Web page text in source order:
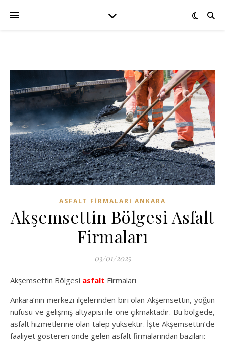
ASFALT FIRMALARI ANKARA
Akşemsettin Bölgesi Asfalt
Firmaları
03/01/2025
Akşemsettin Bölgesi asfalt Firmaları
Ankara’nın merkezi ilçelerinden biri olan Akşemsettin, yoğun
nüfusu ve gelişmiş altyapısı ile öne çıkmaktadır. Bu bölgede,
asfalt hizmetlerine olan talep yüksektir. İşte Akşemsettin’de
faaliyet gösteren önde gelen asfalt firmalarından bazıları: